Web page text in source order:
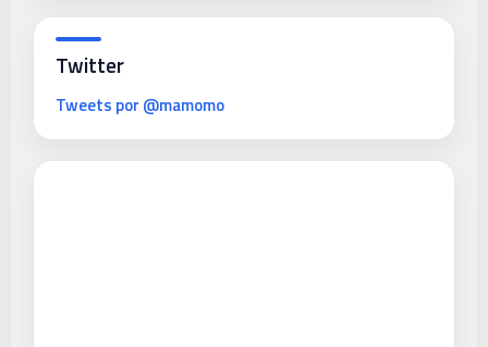
Twitter
Tweets por @mamomo